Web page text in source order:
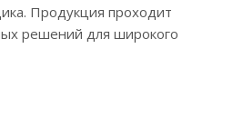
Продукция проходит
решений для широкого